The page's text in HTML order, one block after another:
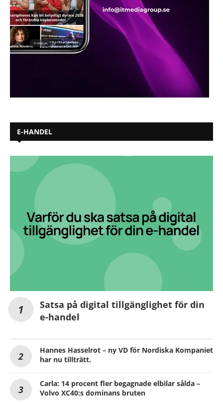
E-HANDEL
Satsa på digital tillgänglighet för din
e-handel
Hannes Hasselrot – ny VD för Nordiska Kompaniet
har nu tillträtt.
Carla: 14 procent fler begagnade elbilar sålda –
Volvo XC40:s dominans bruten